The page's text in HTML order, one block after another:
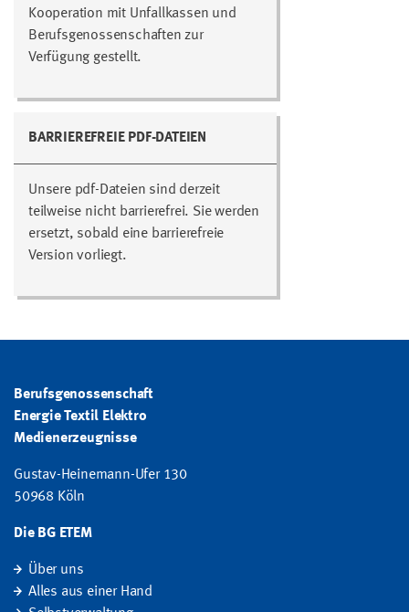
Kooperation mit Unfallkassen und
Berufsgenossenschaften zur
Verfügung gestellt.
BARRIEREFREIE PDF-DATEIEN
Unsere pdf-Dateien sind derzeit
teilweise nicht barrierefrei. Sie werden
ersetzt, sobald eine barrierefreie
Version vorliegt.
Berufsgenossenschaft
Energie Textil Elektro
Medienerzeugnisse
Gustav-Heinemann-Ufer 130
50968 Köln
Die BG ETEM
Über uns
Alles aus einer Hand